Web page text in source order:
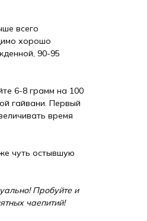
всего
хорошо
90-95
6-8 грамм на 100
гайвани. Первый
время
чуть остывшую
Пробуйте и
чаепитий!